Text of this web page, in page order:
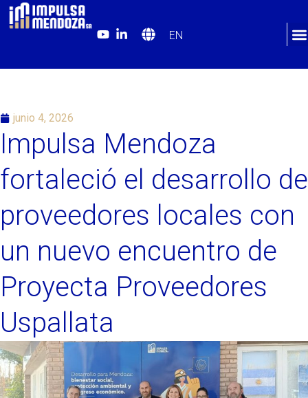
EN
junio 4, 2026
Impulsa Mendoza
fortaleció el desarrollo de
proveedores locales con
un nuevo encuentro de
Proyecta Proveedores
Uspallata